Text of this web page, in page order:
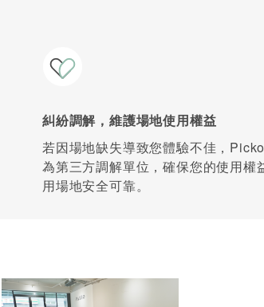
糾紛調解，維護場地使用權益
若因場地缺失導致您體驗不佳，
為第三方調解單位，確保您的使用權
用場地安全可靠。